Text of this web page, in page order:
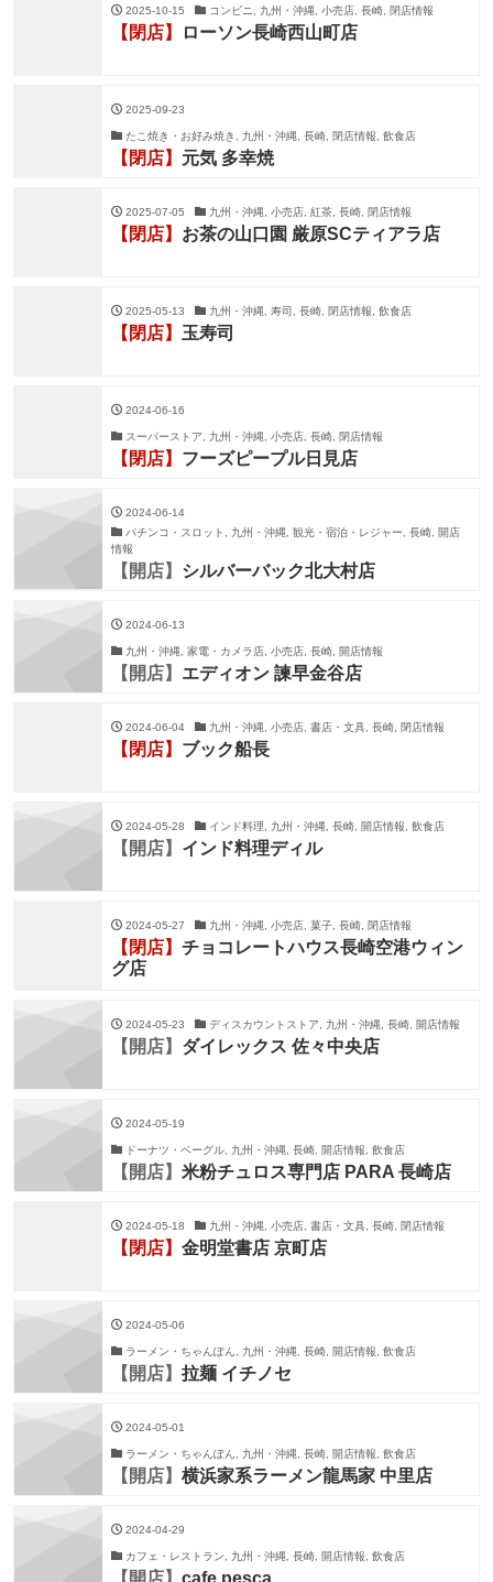
2025-10-15 コンビニ, 九州・沖縄, 小売店, 長崎, 閉店情報
【閉店】 ローソン長崎西山町店
2025-09-23
たこ焼き・お好み焼き, 九州・沖縄, 長崎, 閉店情報, 飲食店
【閉店】 元気 多幸焼
2025-07-05 九州・沖縄, 小売店, 紅茶, 長崎, 閉店情報
【閉店】 お茶の山口園 厳原SCティアラ店
2025-05-13 九州・沖縄, 寿司, 長崎, 閉店情報, 飲食店
【閉店】 玉寿司
2024-06-16
スーパーストア, 九州・沖縄, 小売店, 長崎, 閉店情報
【閉店】 フーズピープル日見店
2024-06-14
パチンコ・スロット, 九州・沖縄, 観光・宿泊・レジャー, 長崎, 開店
情報
【開店】 シルバーバック北大村店
2024-06-13
九州・沖縄, 家電・カメラ店, 小売店, 長崎, 開店情報
【開店】 エディオン 諫早金谷店
2024-06-04 九州・沖縄, 小売店, 書店・文具, 長崎, 閉店情報
【閉店】 ブック船長
2024-05-28 インド料理, 九州・沖縄, 長崎, 開店情報, 飲食店
【開店】 インド料理ディル
2024-05-27 九州・沖縄, 小売店, 菓子, 長崎, 閉店情報
【閉店】 チョコレートハウス長崎空港ウィン
グ店
2024-05-23 ディスカウントストア, 九州・沖縄, 長崎, 開店情報
【開店】 ダイレックス 佐々中央店
2024-05-19
ドーナツ・ベーグル, 九州・沖縄, 長崎, 開店情報, 飲食店
【開店】 米粉チュロス専門店 PARA 長崎店
2024-05-18 九州・沖縄, 小売店, 書店・文具, 長崎, 閉店情報
【閉店】 金明堂書店 京町店
2024-05-06
ラーメン・ちゃんぽん, 九州・沖縄, 長崎, 開店情報, 飲食店
【開店】 拉麺 イチノセ
2024-05-01
ラーメン・ちゃんぽん, 九州・沖縄, 長崎, 開店情報, 飲食店
【開店】 横浜家系ラーメン龍馬家 中里店
2024-04-29
カフェ・レストラン, 九州・沖縄, 長崎, 開店情報, 飲食店
【開店】 cafe pesca